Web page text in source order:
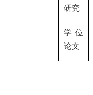
研究
学位
论文